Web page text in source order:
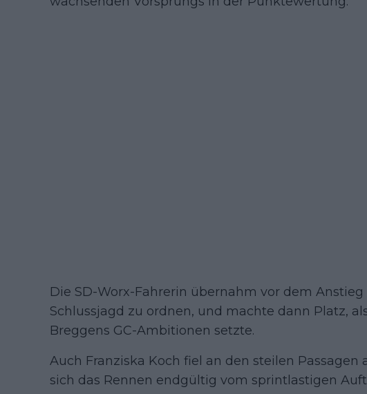
Die SD-Worx-Fahrerin übernahm vor dem
Schlussjagd zu ordnen, und machte dann Platz,
Breggens GC-Ambitionen setzte.
Auch Franziska Koch fiel an den steilen Passagen
sich das Rennen endgültig vom sprintlastigen